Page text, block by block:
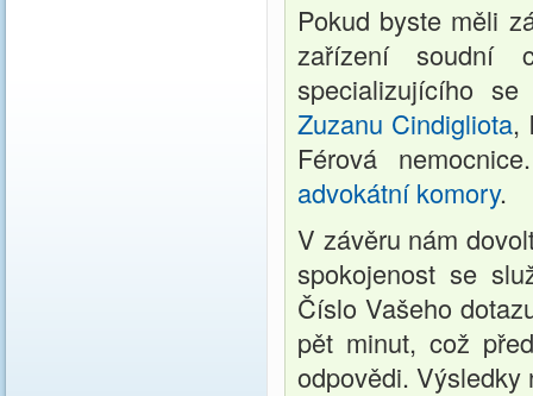
Pokud byste měli
zařízení soudní
specializujícího
Zuzanu Cindigliota,
Férová
advokátní komory.
V závěru nám
spokojenost se
Číslo Vašeho
pět minut, což
odpovědi. Výsledky